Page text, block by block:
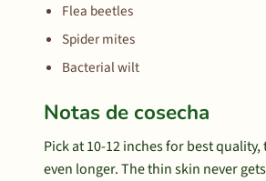
Flea beetles
Spider mites
Bacterial wilt
Notas de cosecha
Pick at 10-12 inches for best
even longer. The thin skin never